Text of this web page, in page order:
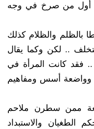
أول من صرخ في وجه
بالظلم والظلام كذلك
.. لكن وكما يقال
فقد كانت المرأة في
وواضعة أسس ومفاهيم
ممن سطرن ملاحم
والاستبداد